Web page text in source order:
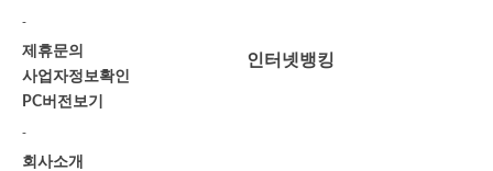
-
제휴문의
사업자정보확인
PC버전보기
-
회사소개
인터넷뱅킹